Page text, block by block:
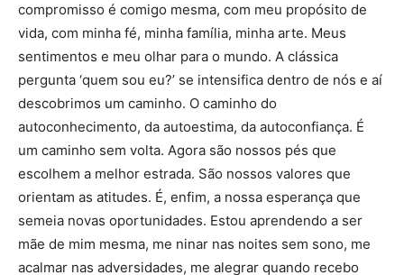
compromisso é comigo mesma, com meu propósito de
vida, com minha fé, minha família, minha arte. Meus
sentimentos e meu olhar para o mundo. A clássica
pergunta ‘quem sou eu?’ se intensifica dentro de nós e aí
descobrimos um caminho. O caminho do
autoconhecimento, da autoestima, da autoconfiança. É
um caminho sem volta. Agora são nossos pés que
escolhem a melhor estrada. São nossos valores que
orientam as atitudes. É, enfim, a nossa esperança que
semeia novas oportunidades. Estou aprendendo a ser
mãe de mim mesma, me ninar nas noites sem sono, me
acalmar nas adversidades, me alegrar quando recebo